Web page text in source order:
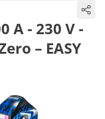
A - 230 V -
– EASY